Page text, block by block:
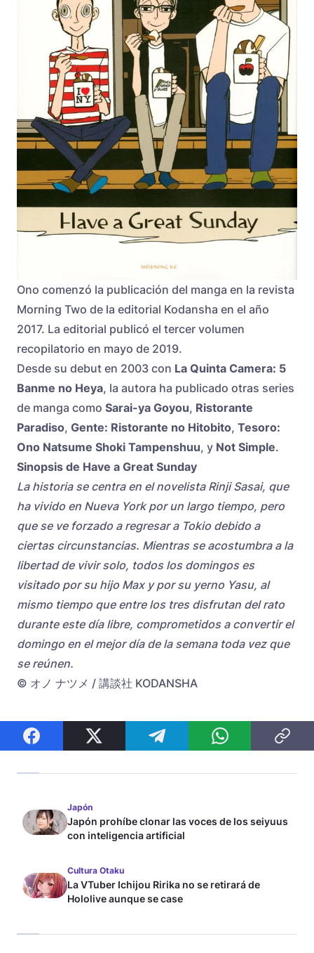
Ono comenzó la publicación del manga en la revista
Morning Two de la editorial Kodansha en el año
2017. La editorial publicó el tercer volumen
recopilatorio en mayo de 2019.
Desde su debut en 2003 con La Quinta Camera: 5
Banme no Heya, la autora ha publicado otras series
de manga como Sarai-ya Goyou, Ristorante
Paradiso, Gente: Ristorante no Hitobito, Tesoro:
Ono Natsume Shoki Tampenshuu, y Not Simple.
Sinopsis de Have a Great Sunday
La historia se centra en el novelista Rinji Sasai, que
ha vivido en Nueva York por un largo tiempo, pero
que se ve forzado a regresar a Tokio debido a
ciertas circunstancias. Mientras se acostumbra a la
libertad de vivir solo, todos los domingos es
visitado por su hijo Max y por su yerno Yasu, al
mismo tiempo que entre los tres disfrutan del rato
durante este día libre, comprometidos a convertir el
domingo en el mejor día de la semana toda vez que
se reúnen.
© オノ ナツメ / 講談社 KODANSHA
Japón
Japón prohíbe clonar las voces de los seiyuus
con inteligencia artificial
Cultura Otaku
La VTuber Ichijou Ririka no se retirará de
Hololive aunque se case